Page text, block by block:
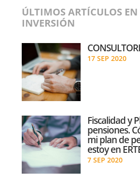
ÚLTIMOS ARTÍCULOS
INVERSIÓN
17 SEP 2020
Fiscalidad y
pensiones.
mi plan de
estoy en
7 SEP 2020